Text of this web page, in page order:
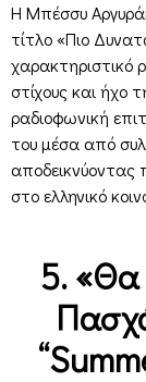
Η Μπέσσυ
τίτλο «Πιο
χαρακτηριστικό
στίχους και ήχο
ραδιοφωνική
του μέσα από
αποδεικνύοντας
στο ελληνικό
5. «Θα